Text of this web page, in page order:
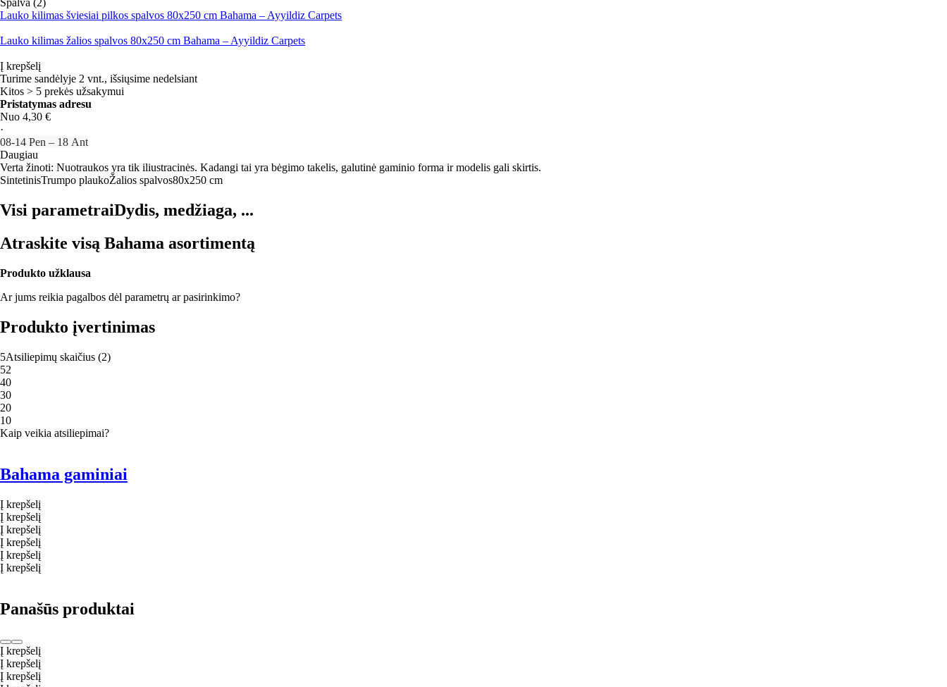
Spalva (2)
Lauko kilimas šviesiai pilkos spalvos 80x250 cm Bahama – Ayyildiz Carpets
Lauko kilimas žalios spalvos 80x250 cm Bahama – Ayyildiz Carpets
Į krepšelį
Turime sandėlyje 2 vnt., išsiųsime nedelsiant
Kitos > 5 prekės užsakymui
Pristatymas adresu
Nuo 4,30 €
·
08‑14 Pen – 18 Ant
Daugiau
Verta žinoti: Nuotraukos yra tik iliustracinės. Kadangi tai yra bėgimo takelis, galutinė gaminio forma ir modelis gali skirtis.
SintetinisTrumpo plaukoŽalios spalvos80x250 cm
Visi parametraiDydis, medžiaga, ...
Atraskite visą Bahama asortimentą
Produkto užklausa
Ar jums reikia pagalbos dėl parametrų ar pasirinkimo?
Produkto įvertinimas
5Atsiliepimų skaičius (2)
52
40
30
20
10
Kaip veikia atsiliepimai?
Bahama gaminiai
Į krepšelį
Į krepšelį
Į krepšelį
Į krepšelį
Į krepšelį
Į krepšelį
Panašūs produktai
Į krepšelį
Į krepšelį
Į krepšelį